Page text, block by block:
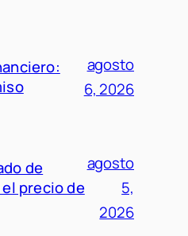
agosto
6, 2026
de
el precio de
agosto
5,
2026